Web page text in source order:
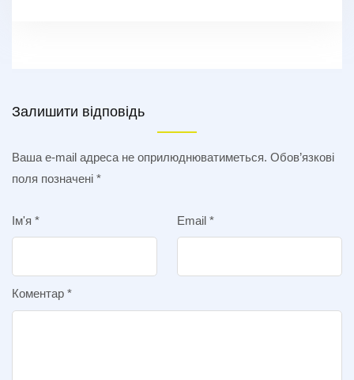
Залишити відповідь
Ваша e-mail адреса не оприлюднюватиметься. Обов’язкові
поля позначені *
Ім'я * Email *
Коментар *